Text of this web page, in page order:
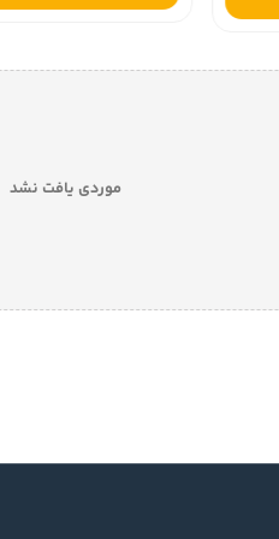
موردی یافت نشد